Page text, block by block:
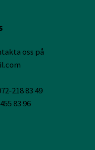
oss på
218 83 49
83 96